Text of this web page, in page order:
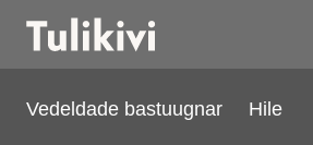
Vedeldade bastuugnar Hile